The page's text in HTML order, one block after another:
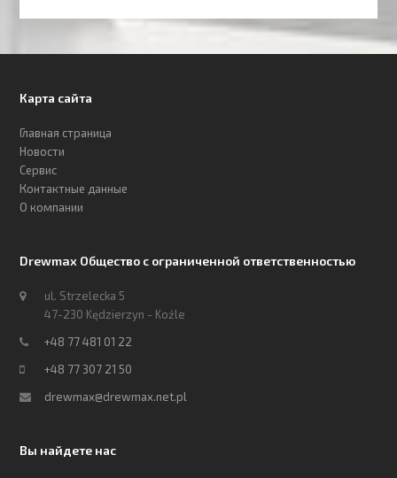
Карта сайта
Главная страница
Новости
Сервис
Контактные данные
О компании
Drewmax Общество с ограниченной ответственностью
ul. Strzelecka 5
47-230 Kędzierzyn - Koźle
+48 77 481 01 22
+48 77 307 21 50
drewmax@drewmax.net.pl
Вы найдете нас